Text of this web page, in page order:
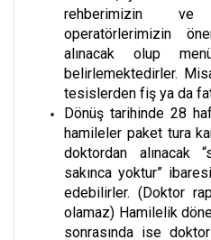
rehberimizin ve
operatörlerimizin
alınacak olup
belirlemektedirler.
tesislerden fiş ya da
Dönüş tarihinde 28
hamileler paket tura
doktordan alınacak
sakınca yoktur”
edebilirler. (Doktor
olamaz) Hamilelik
sonrasında ise